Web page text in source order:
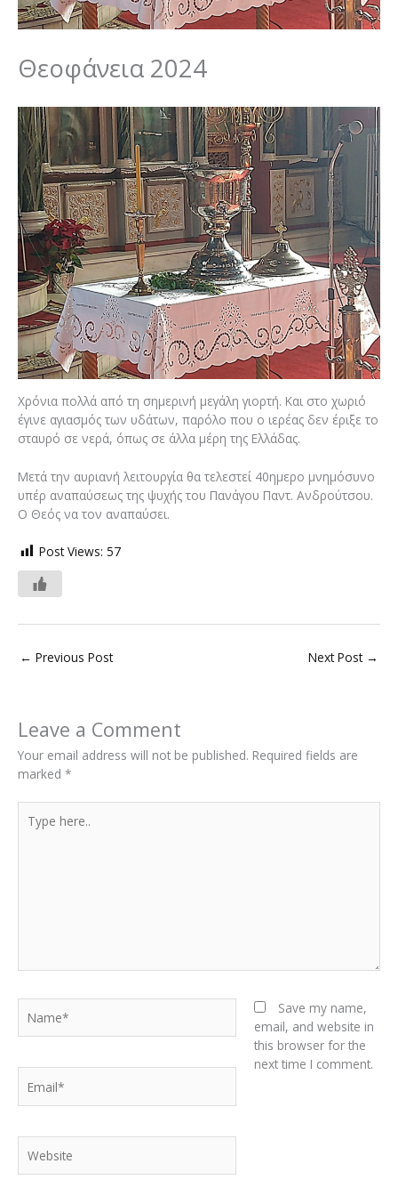
Θεοφάνεια 2024
Χρόνια πολλά από τη σημερινή μεγάλη γιορτή. Και στο χωριό
έγινε αγιασμός των υδάτων, παρόλο που ο ιερέας δεν έριξε το
σταυρό σε νερά, όπως σε άλλα μέρη της Ελλάδας.
Μετά την αυριανή λειτουργία θα τελεστεί 40ημερο μνημόσυνο
υπέρ αναπαύσεως της ψυχής του Πανάγου Παντ. Ανδρούτσου.
Ο Θεός να τον αναπαύσει.
Post Views: 57
← Previous Post Next Post →
Leave a Comment
Your email address will not be published. Required fields are
marked *
here..
Save my name,
email, and website in
this browser for the
next time I comment.